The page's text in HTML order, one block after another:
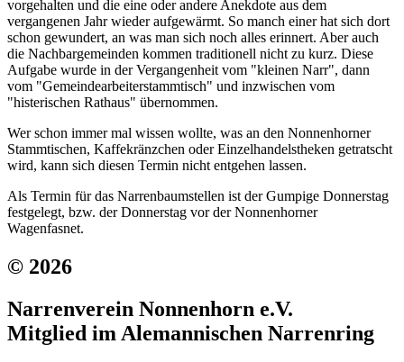
vorgehalten und die eine oder andere Anekdote aus dem
vergangenen Jahr wieder aufgewärmt. So manch einer hat sich dort
schon gewundert, an was man sich noch alles erinnert. Aber auch
die Nachbargemeinden kommen traditionell nicht zu kurz. Diese
Aufgabe wurde in der Vergangenheit vom "kleinen Narr", dann
vom "Gemeindearbeiterstammtisch" und inzwischen vom
"histerischen Rathaus" übernommen.
Wer schon immer mal wissen wollte, was an den Nonnenhorner
Stammtischen, Kaffekränzchen oder Einzelhandelstheken getratscht
wird, kann sich diesen Termin nicht entgehen lassen.
Als Termin für das Narrenbaumstellen ist der Gumpige Donnerstag
festgelegt, bzw. der Donnerstag vor der Nonnenhorner
Wagenfasnet.
© 2026
Narrenverein Nonnenhorn e.V.
Mitglied im Alemannischen Narrenring